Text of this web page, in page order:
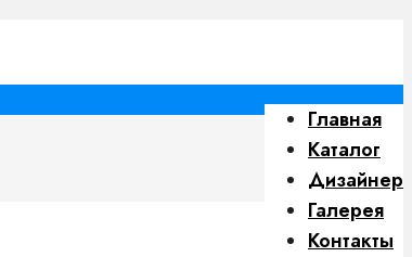
Главная
Каталог
Дизайнер
Галерея
Контакты